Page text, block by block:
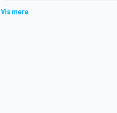
Vis mere